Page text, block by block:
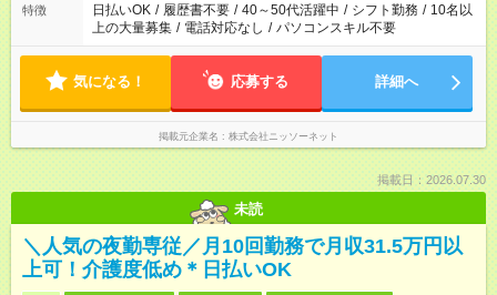
特徴 日払いOK / 履歴書不要 / 40～50代活躍中 / シフト勤務 / 10名以
上の大量募集 / 電話対応なし / パソコンスキル不要
気になる！ 応募する 詳細へ
掲載元企業名 株式会社ニッソーネット
掲載日：2026.07.30
未読
＼人気の夜勤専従／月10回勤務で月収31.5万円以
上可！介護度低め＊日払いOK